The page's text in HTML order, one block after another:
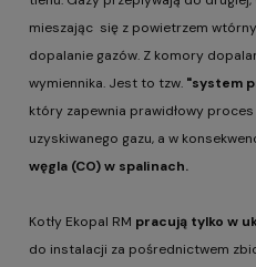
mieszając się z powietrzem
dopalanie gazów. Z komory
wymiennika. Jest to tzw. "system
który zapewnia prawidłowy
uzyskiwanego gazu, a w
węgla (CO) w spalinach.
Kotły Ekopal RM pracują tylko w
do instalacji za pośrednictwem